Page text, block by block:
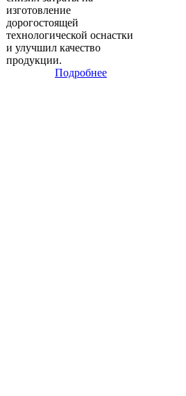
изготовление
дорогостоящей
технологической оснастки
и улучшил качество
продукции.
Подробнее